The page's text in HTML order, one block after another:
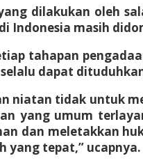
dilakukan oleh
Indonesia masih
tahapan
dapat
niatan tidak untuk
yang umum
dan meletakkan
yang tepat,” ucapnya.